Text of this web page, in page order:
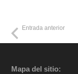
Entrada anterior
Mapa del sitio: